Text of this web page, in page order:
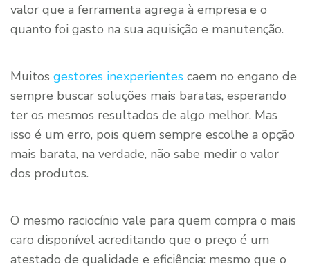
valor que a ferramenta agrega à empresa e o
quanto foi gasto na sua aquisição e manutenção.
Muitos gestores inexperientes caem no engano de
sempre buscar soluções mais baratas, esperando
ter os mesmos resultados de algo melhor. Mas
isso é um erro, pois quem sempre escolhe a opção
mais barata, na verdade, não sabe medir o valor
dos produtos.
O mesmo raciocínio vale para quem compra o mais
caro disponível acreditando que o preço é um
atestado de qualidade e eficiência: mesmo que o